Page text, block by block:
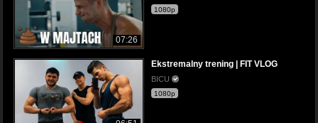
07:26
1080p
Ekstremalny trening | FIT VLOG
BICU
1080p